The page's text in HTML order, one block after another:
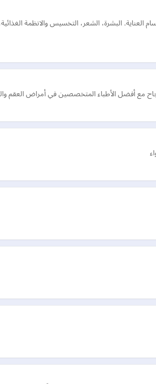
البشرة، الشعر، التخسيس والانظمة الغذائية،
مع أفضل الأطباء المتخصصين في أمراض العقم